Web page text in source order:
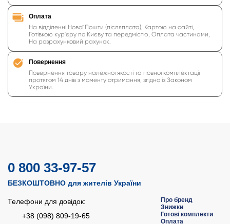
Оплата
На відділенні Нової Пошти (післяплата), Картою на сайті,
Готівкою кур'єру по Києву та передмістю, Оплата частинами,
На розрахунковий рахунок.
Повернення
Повернення товару належної якості та повної комплектації
протягом 14 днів з моменту отримання, згідно із Законом
України.
0 800 33-97-57
БЕЗКОШТОВНО для жителів України
Телефони для довідок:
+38 (098) 809-19-65
Про бренд
Знижки
Готові комплекти
Оплата